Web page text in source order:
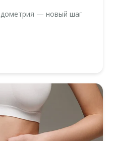
— новый шаг